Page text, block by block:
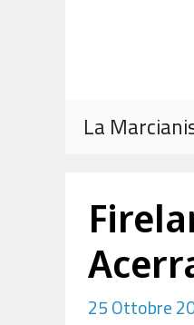
La
25 Ottobre